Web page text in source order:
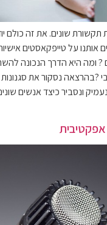
תקשורת שונים. את זה כולם
על טייפקאסטים
? ומה היא הדרך הנכונה
?בהרצאה נסקור את
ונסביר כיצד אנשים